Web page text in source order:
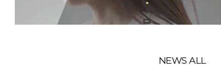
NEWS ALL